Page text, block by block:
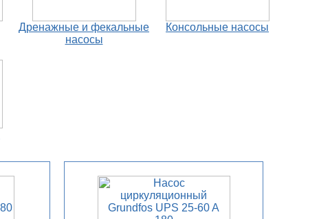
Дренажные и фекальные
насосы
Консольные насосы